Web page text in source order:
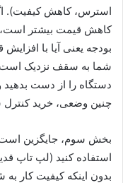
استرس، کاهش کیفیت).
کاهش قیمت بیشتر
بودجه یعنی آیا با
شما به سقف نزدیک
دستگاه را از دست
چنین وضعی، خرید
بخش سوم، جایگزین است:
استفاده کنید (لپ تاپ
بدون اینکه کیفیت کار